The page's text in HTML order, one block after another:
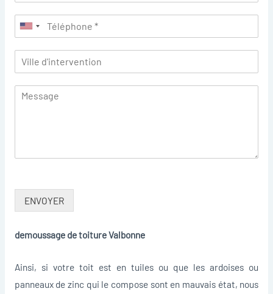
ENVOYER
demoussage de toiture Valbonne
Ainsi, si votre toit est en tuiles ou que les ardoises ou
panneaux de zinc qui le compose sont en mauvais état, nous